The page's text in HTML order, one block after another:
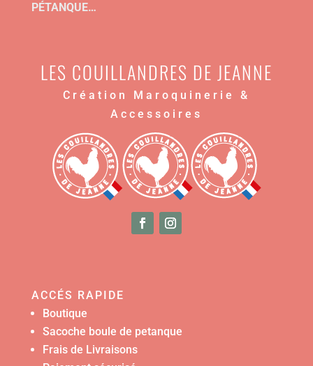
PÉTANQUE…
LES COUILLANDRES DE JEANNE
Création Maroquinerie &
Accessoires
ACCÉS RAPIDE
Boutique
Sacoche boule de petanque
Frais de Livraisons